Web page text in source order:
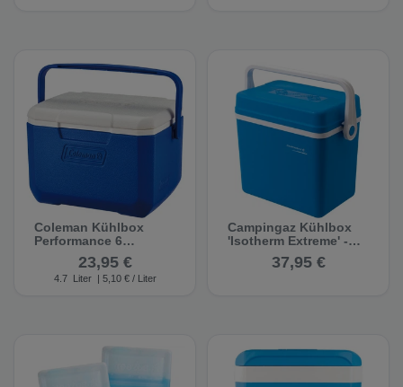
Coleman Kühlbox
Performance 6
Personal 5 QT -
Kühlbox23,95 €
4.7 Liter | 5,10 € / Liter
Campingaz Kühlbox
'Isotherm Extreme' -
Kühlbox37,95 €